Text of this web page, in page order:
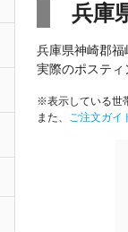
兵庫
兵庫県神崎郡福
実際のポスティ
※表示している世
また、 ご注文ガイ